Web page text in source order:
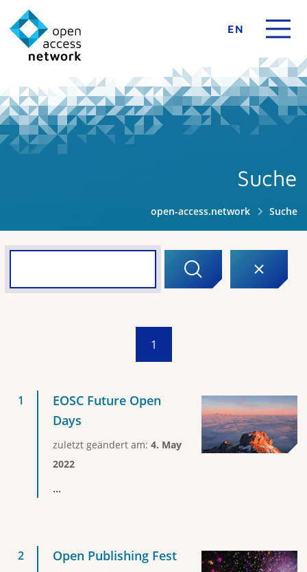
EN
Suche
open-access.network Suche
1
EOSC Future Open
Days
zuletzt geändert am: 4. May
2022
...
Open Publishing Fest